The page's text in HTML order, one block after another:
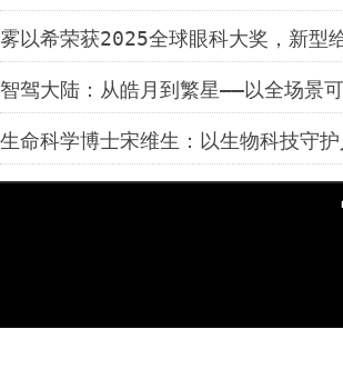
雾以希荣获2025全球眼科大奖，新型
智驾大陆：从皓月到繁星——以全场景
生命科学博士宋维生：以生物科技守